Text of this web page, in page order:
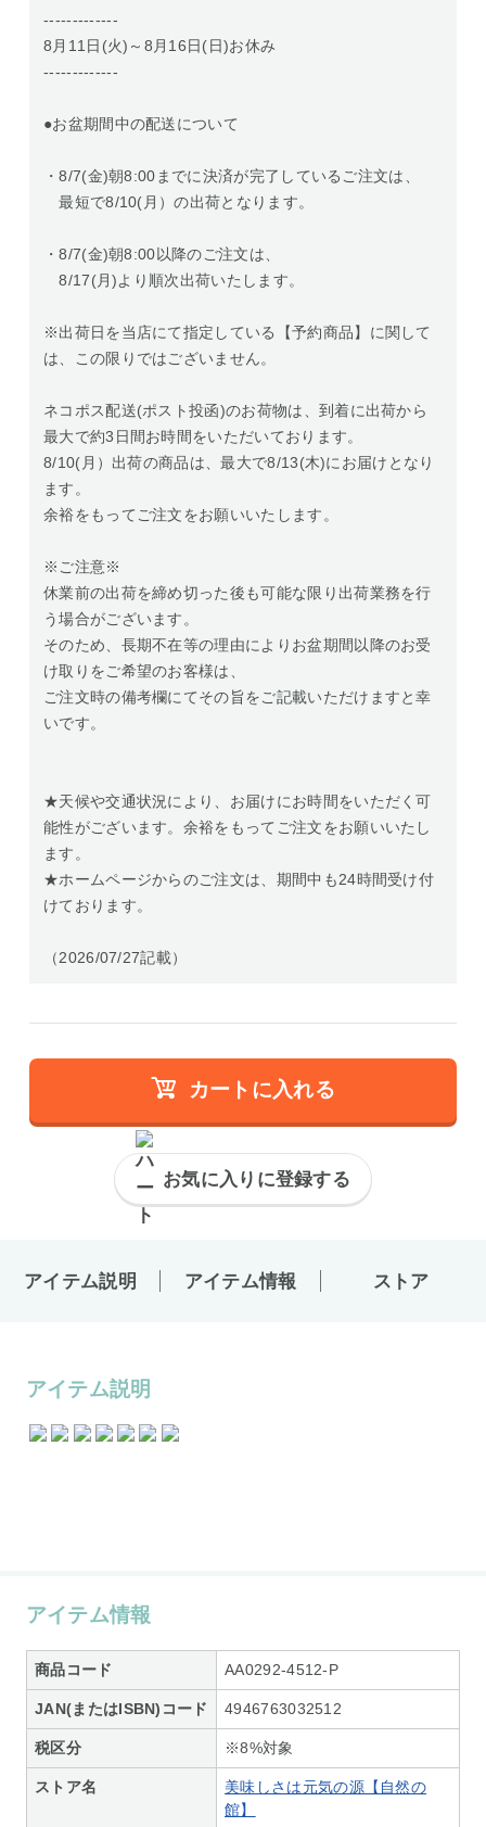
-------------
8月11日(火)～8月16日(日)お休み
-------------
●お盆期間中の配送について
・8/7(金)朝8:00までに決済が完了しているご注文は、
最短で8/10(月）の出荷となります。
・8/7(金)朝8:00以降のご注文は、
8/17(月)より順次出荷いたします。
※出荷日を当店にて指定している【予約商品】に関して
は、この限りではございません。
ネコポス配送(ポスト投函)のお荷物は、到着に出荷から
最大で約3日間お時間をいただいております。
8/10(月）出荷の商品は、最大で8/13(木)にお届けとなり
ます。
余裕をもってご注文をお願いいたします。
※ご注意※
休業前の出荷を締め切った後も可能な限り出荷業務を行
う場合がございます。
そのため、長期不在等の理由によりお盆期間以降のお受
け取りをご希望のお客様は、
ご注文時の備考欄にてその旨をご記載いただけますと幸
いです。
★天候や交通状況により、お届けにお時間をいただく可
能性がございます。余裕をもってご注文をお願いいたし
ます。
★ホームページからのご注文は、期間中も24時間受け付
けております。
（2026/07/27記載）
カートに入れる
お気に入りに登録する
アイテム説明 アイテム情報 ストア
アイテム説明
アイテム情報
商品コード AA0292-4512-P
JAN(またはISBN)コード 4946763032512
税区分 ※8%対象
ストア名
美味しさは元気の源【自然の
館】